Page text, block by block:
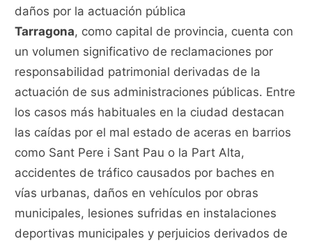
daños por la actuación pública
Tarragona, como capital de provincia, cuenta con
un volumen significativo de reclamaciones por
responsabilidad patrimonial derivadas de la
actuación de sus administraciones públicas. Entre
los casos más habituales en la ciudad destacan
las caídas por el mal estado de aceras en barrios
como Sant Pere i Sant Pau o la Part Alta,
accidentes de tráfico causados por baches en
vías urbanas, daños en vehículos por obras
municipales, lesiones sufridas en instalaciones
deportivas municipales y perjuicios derivados de